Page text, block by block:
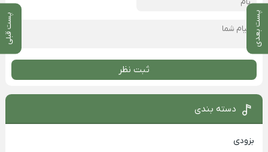
پست بعدی پست قبلی
ثبت نظر
دسته بندی
بزودی